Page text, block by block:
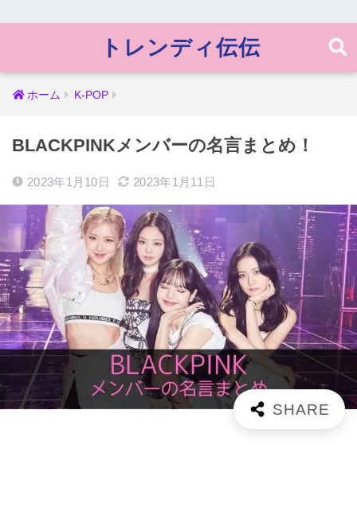
トレンディ伝伝
ホーム K-POP
BLACKPINKメンバーの名言まとめ！
2023年1月10日 2023年1月11日